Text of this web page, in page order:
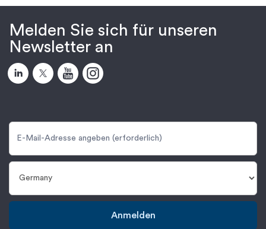
Melden Sie sich für unseren
Newsletter an
Anmelden